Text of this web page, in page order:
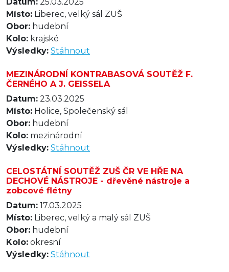
Místo: Liberec, velký sál ZUŠ
Obor: hudební
Kolo: krajské
Výsledky: Stáhnout
MEZINÁRODNÍ KONTRABASOVÁ SOUTĚŽ F.
ČERNÉHO A J. GEISSELA
Datum: 23.03.2025
Místo: Holice, Společenský sál
Obor: hudební
Kolo: mezinárodní
Výsledky: Stáhnout
CELOSTÁTNÍ SOUTĚŽ ZUŠ ČR VE HŘE NA
DECHOVÉ NÁSTROJE - dřevěné nástroje a
zobcové flétny
Datum: 17.03.2025
Místo: Liberec, velký a malý sál ZUŠ
Obor: hudební
Kolo: okresní
Výsledky: Stáhnout